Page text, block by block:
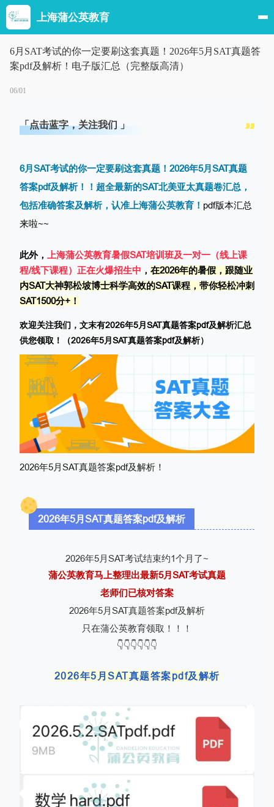
上海蒲公英教育
6月SAT考试的你一定要刷这套真题！2026年5月SAT真题答
案pdf及解析！电子版汇总（完整版高清）
06/01
「点击蓝字，关注我们 」
6月SAT考试的你一定要刷这套真题！2026年5月SAT真题
答案pdf及解析！！超全最新的SAT北美亚太真题卷汇总，
包括准确答案及解析，认准上海蒲公英教育！ pdf版本汇总
来啦~~
此外， 上海蒲公英教育暑假SAT培训 班及一对一 （线上课
程/线下课程）正在火爆招生中 ， 在2026年的暑假， 跟随业
内SAT大神郭松坡博士科学高效的SAT课程，带你轻松冲刺
SAT1500分+！
欢迎关注我们，文末有2026年5月 SAT真题答案pdf及解析汇总
供您领取！（2026年5月SAT真题答案pdf及解析）
2026年5月SAT真题答案pdf及解析！
2026年5月 SAT真题答案pdf及解析
2026年5月SAT考试结束约1个月了~
蒲公英教育马上整理出最新5月SAT考试真题
老师们已核对答案
2026年5月SAT真题答案pdf及解析
只在蒲公英教育领取！！！
👇👇👇👇👇👇
2026年5月SAT真题答案pdf及解析